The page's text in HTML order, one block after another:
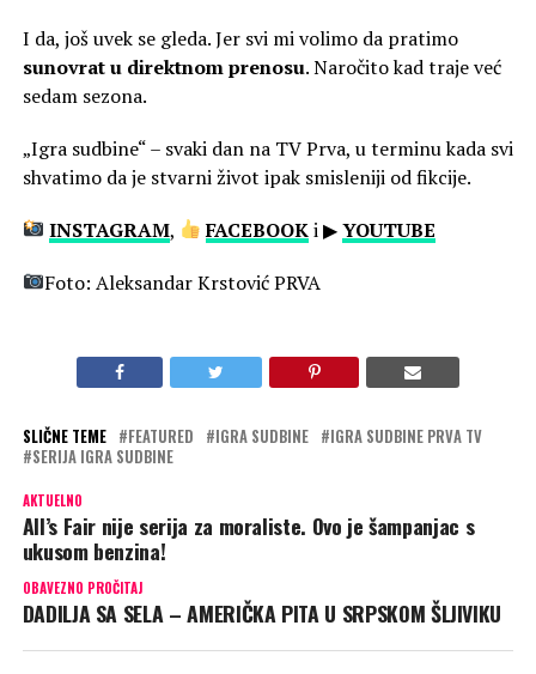
I da, još uvek se gleda. Jer svi mi volimo da pratimo
sunovrat u direktnom prenosu. Naročito kad traje već
sedam sezona.
„Igra sudbine“ – svaki dan na TV Prva, u terminu kada svi
shvatimo da je stvarni život ipak smisleniji od fikcije.
INSTAGRAM, FACEBOOKi ▶YOUTUBE
Foto: Aleksandar Krstović PRVA
SLIČNE TEME FEATURED IGRA SUDBINE
IGRA SUDBINE PRVA TV
SERIJA IGRA SUDBINE
AKTUELNO
All’s Fair nije serija za moraliste. Ovo je šampanjac s
ukusom benzina!
OBAVEZNO PROČITAJ
DADILJA SA SELA – AMERIČKA PITA U SRPSKOM ŠLJIVIKU